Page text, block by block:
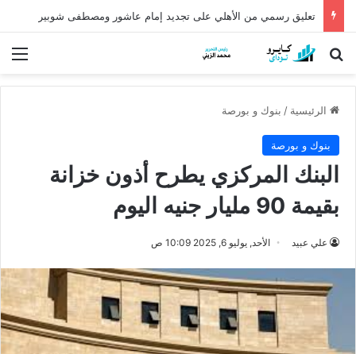
كشف أثري عمره أكثر من 5 آلاف عام في الدقهلية يروي أسرار شرق الدلتا
بحث عن
الرئيسية / بنوك و بورصة
بنوك و بورصة
البنك المركزي يطرح أذون خزانة
بقيمة 90 مليار جنيه اليوم
علي عبيد الأحد, يوليو 6, 2025 10:09 ص